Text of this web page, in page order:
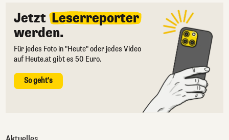
Jetzt Leserreporter
werden.
Für jedes Foto in "Heute" oder jedes Video
auf Heute.at gibt es 50 Euro.
So geht's